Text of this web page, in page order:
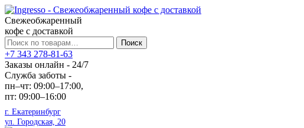
Свежеобжаренный
кофе с доставкой
Искать:
Поиск
+7 343 278-81-63
Заказы онлайн - 24/7
Служба заботы -
пн–чт: 09:00–17:00,
пт: 09:00–16:00
г. Екатеринбург
ул. Городская, 20